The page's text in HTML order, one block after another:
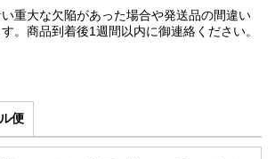
重大な欠陥があった場合や発送品の間違い
。商品到着後1週間以内に御連絡ください。
便